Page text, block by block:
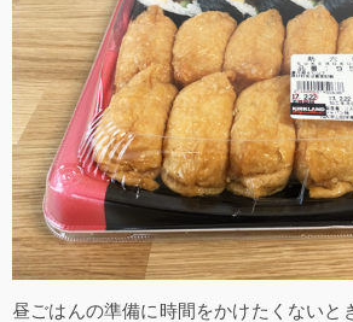
昼ごはんの準備に時間をかけたくないと